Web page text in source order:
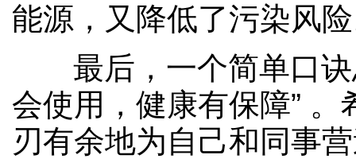
能源，又降低了污染风
最后，一个简单口
会使用，健康有保障”
刃有余地为自己和同事